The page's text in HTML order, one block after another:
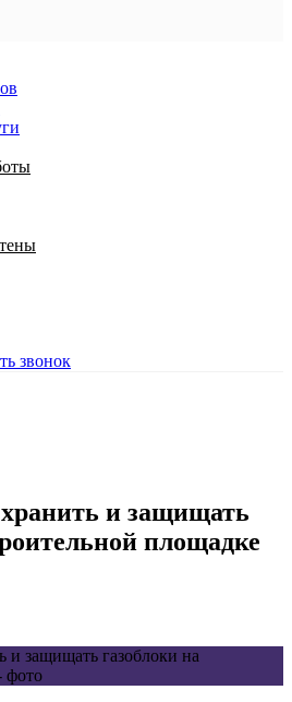
звонок
и защищать
площадке